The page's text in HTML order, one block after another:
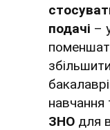
подачі –
збільшити
навчання
ЗНО для